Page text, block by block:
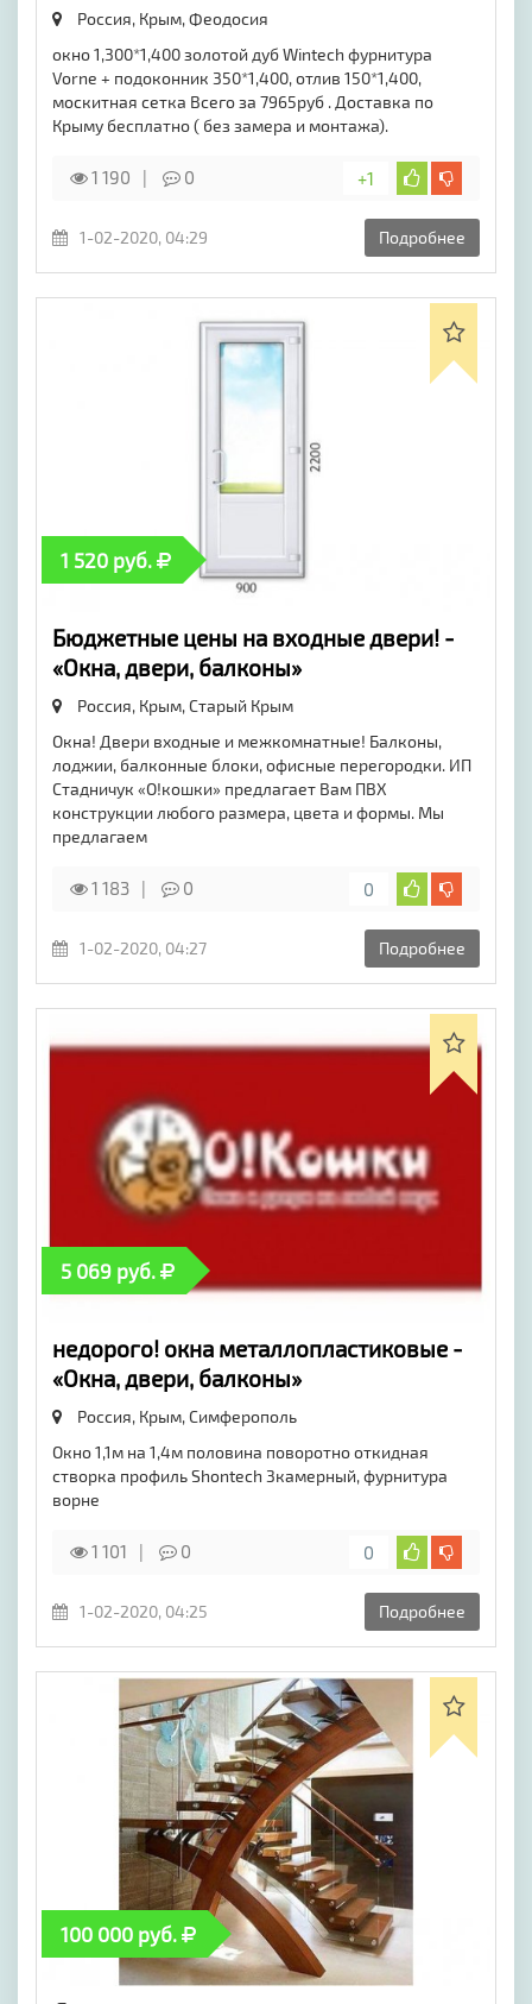
Россия, Крым,Феодосия
окно 1,300*1,400 золотой дуб Wintech фурнитура
Vorne + подоконник 350*1,400, отлив 150*1,400,
москитная сетка Всего за 7965руб . Доставка по
Крыму бесплатно ( без замера и монтажа).
1 190 0 +1
1-02-2020, 04:29 Подробнее
1 520 руб.
Бюджетные цены на входные двери! -
«Окна, двери, балконы»
Россия, Крым,Старый Крым
Окна! Двери входные и межкомнатные! Балконы,
лоджии, балконные блоки, офисные перегородки. ИП
Стадничук «О!кошки» предлагает Вам ПВХ
конструкции любого размера, цвета и формы. Мы
предлагаем
1 183 0 0
1-02-2020, 04:27 Подробнее
5 069 руб.
недорого! окна металлопластиковые -
«Окна, двери, балконы»
Россия, Крым,Симферополь
Окно 1,1м на 1,4м половина поворотно откидная
створка профиль Shontech 3камерный, фурнитура
ворне
1 101 0 0
1-02-2020, 04:25 Подробнее
100 000 руб.